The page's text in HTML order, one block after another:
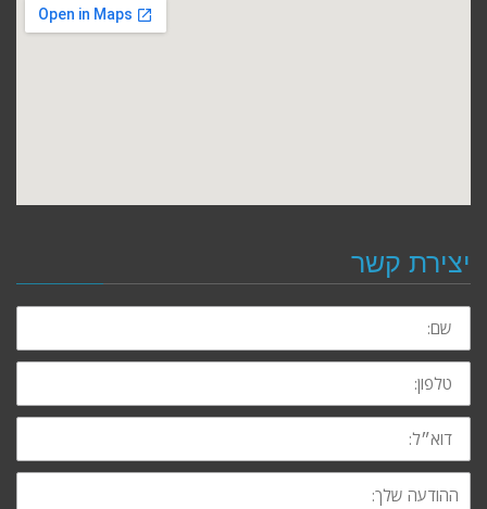
יצירת קשר
שם:
טלפון:
דוא״ל:
ההודעה
שלך: